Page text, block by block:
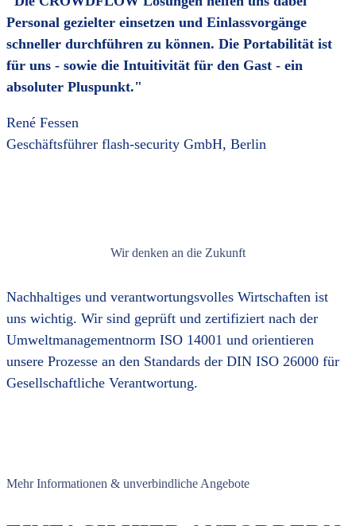
Personal gezielter einsetzen und Einlassvorgänge
schneller durchführen zu können. Die Portabilität ist
für uns - sowie die Intuitivität für den Gast - ein
absoluter Pluspunkt."
René Fessen
Geschäftsführer flash-security GmbH, Berlin
Wir denken an die Zukunft
Nachhaltiges und verantwortungsvolles Wirtschaften ist
uns wichtig. Wir sind geprüft und zertifiziert nach der
Umweltmanagementnorm ISO 14001 und orientieren
unsere Prozesse an den Standards der DIN ISO 26000 für
Gesellschaftliche Verantwortung.
Mehr Informationen & unverbindliche Angebote